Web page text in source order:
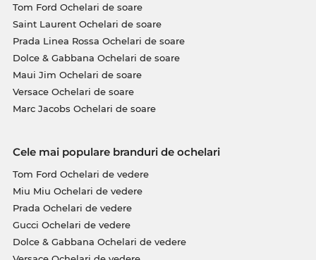
Tom Ford Ochelari de soare
Saint Laurent Ochelari de soare
Prada Linea Rossa Ochelari de soare
Dolce & Gabbana Ochelari de soare
Maui Jim Ochelari de soare
Versace Ochelari de soare
Marc Jacobs Ochelari de soare
Cele mai populare branduri de ochelari
Tom Ford Ochelari de vedere
Miu Miu Ochelari de vedere
Prada Ochelari de vedere
Gucci Ochelari de vedere
Dolce & Gabbana Ochelari de vedere